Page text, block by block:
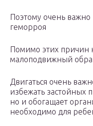
Поэтому очень
геморроя
Помимо этих причин
малоподвижный
Двигаться очень
избежать застойных
но и обогащает
необходимо для